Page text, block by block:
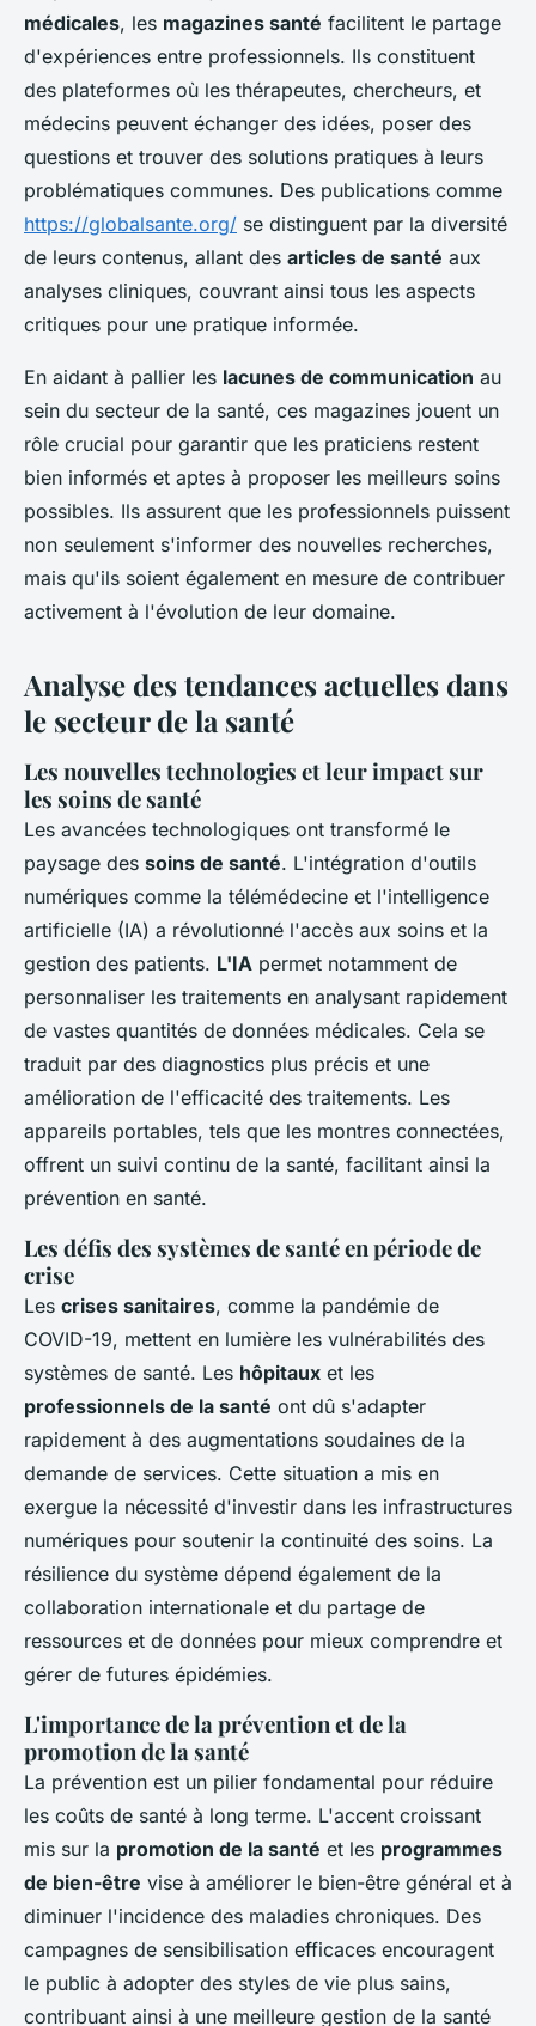
médicales, les magazines santé facilitent le partage
d'expériences entre professionnels. Ils constituent
des plateformes où les thérapeutes, chercheurs, et
médecins peuvent échanger des idées, poser des
questions et trouver des solutions pratiques à leurs
problématiques communes. Des publications comme
https://globalsante.org/ se distinguent par la diversité
de leurs contenus, allant des articles de santé aux
analyses cliniques, couvrant ainsi tous les aspects
critiques pour une pratique informée.
En aidant à pallier les lacunes de communication au
sein du secteur de la santé, ces magazines jouent un
rôle crucial pour garantir que les praticiens restent
bien informés et aptes à proposer les meilleurs soins
possibles. Ils assurent que les professionnels puissent
non seulement s'informer des nouvelles recherches,
mais qu'ils soient également en mesure de contribuer
activement à l'évolution de leur domaine.
Analyse des tendances actuelles dans
le secteur de la santé
Les nouvelles technologies et leur impact sur
les soins de santé
Les avancées technologiques ont transformé le
paysage des soins de santé. L'intégration d'outils
numériques comme la télémédecine et l'intelligence
artificielle (IA) a révolutionné l'accès aux soins et la
gestion des patients. L'IA permet notamment de
personnaliser les traitements en analysant rapidement
de vastes quantités de données médicales. Cela se
traduit par des diagnostics plus précis et une
amélioration de l'efficacité des traitements. Les
appareils portables, tels que les montres connectées,
offrent un suivi continu de la santé, facilitant ainsi la
prévention en santé.
Les défis des systèmes de santé en période de
crise
Les crises sanitaires, comme la pandémie de
COVID-19, mettent en lumière les vulnérabilités des
systèmes de santé. Les hôpitaux et les
professionnels de la santé ont dû s'adapter
rapidement à des augmentations soudaines de la
demande de services. Cette situation a mis en
exergue la nécessité d'investir dans les infrastructures
numériques pour soutenir la continuité des soins. La
résilience du système dépend également de la
collaboration internationale et du partage de
ressources et de données pour mieux comprendre et
gérer de futures épidémies.
L'importance de la prévention et de la
promotion de la santé
La prévention est un pilier fondamental pour réduire
les coûts de santé à long terme. L'accent croissant
mis sur la promotion de la santé et les programmes
de bien-être vise à améliorer le bien-être général et à
diminuer l'incidence des maladies chroniques. Des
campagnes de sensibilisation efficaces encouragent
le public à adopter des styles de vie plus sains,
contribuant ainsi à une meilleure gestion de la santé